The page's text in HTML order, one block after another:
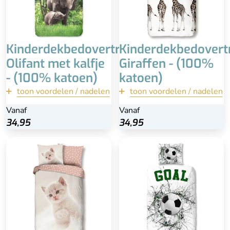
Kinderdekbedovertrek
Olifant met kalfje
- (100% katoen)
toon voordelen / nadelen
Vanaf
34,95
Bekijk
Giraffen - (100%
katoen)
toon voordelen / nadelen
Vanaf
34,95
Bekijk
Met brede instopstrook
Fotorealistische opdruk
Dubbelzijdig
100% katoen
Bijpassende kussensloop
60x70 cm
Wasbaar op 60 °C
100% katoen
Wasbaar op 60 °C
Bijpassende kussensloop
60x70 cm